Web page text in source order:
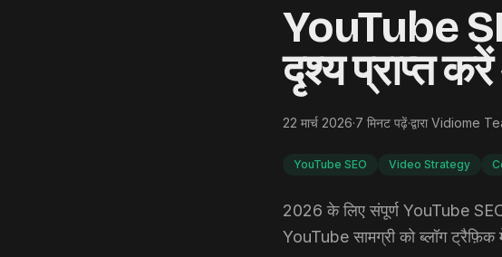
YouTube
दृश्य प्राप्त
22 मार्च 2026·7 मिनट पढ़ें·द्वारा Vidiome
YouTube SEO Video Strategy
2026 के लिए संपूर्ण YouTube
YouTube सामग्री को ब्लॉग ट्रैफ़िक